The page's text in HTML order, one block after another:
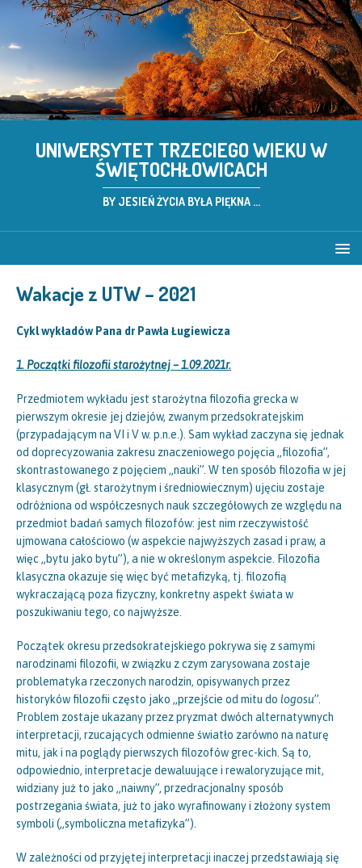
UNIWERSYTET TRZECIEGO WIEKU W
ŚWIĘTOCHŁOWICACH
BY JESIEŃ ŻYCIA BYŁA PIĘKNA ...
Wakacje z UTW – 2021
Cykl wykładów Pana dr Pawła Ługiewicza
1. Początki filozofii starożytnej – 1.09.2021r.
Przedmiotem wykładu jest starożytna filozofia grecka w
pierwszym okresie jej dziejów, zwanym przedsokratejskim
(przypadającym na VI i V w. p.n.e.). Sam wykład zaczyna się jednak
od doprecyzowania zakresu znaczeniowego pojęcia „filozofia”,
skontrastowanego z pojęciem „nauki”. W ten sposób filozofia w jej
klasycznym (gł. starożytnym i średniowiecznym) ujęciu zostaje
odróżniona od współczesnych nauk szczegółowych ze względu na
przedmiot badań samych filozofów: jest nim rzeczywistość
ujmowana całościowo (w aspekcie najwyższych zasad i praw, a
więc „bytu jako bytu”), a nie w określonym aspekcie. Filozofia
klasyczna okazuje się więc być metafizyką, tj. filozofią
wykraczającą poza fizyczny, konkretny aspekt świata w
poszukiwaniu tego, co najwyższe.
Początek okresu przedsokratejskiego pokrywa się z samymi
narodzinami filozofii, w związku z czym zarysowana zostaje
problematyka rzeczonych narodzin, opisywanych przez
historyków filozofii często jako „przejście od mitu do logosu”.
Problem zostaje ukazany przez pryzmat dwóch alternatywnych
interpretacji, rzucających odmienne światło zarówno na naturę
mitu, jak i na poglądy pierwszych filozofów grec-kich. Są to,
odpowiednio, interpretacje dewaluujące i rewaloryzujące mit,
widziany już to jako „naiwny”, przedracjonalny sposób
postrzegania świata, już to jako wyrafinowany i złożony system
symboli („symboliczna metafizyka”).
W zależności od przyjętej interpretacji inaczej przedstawiają się